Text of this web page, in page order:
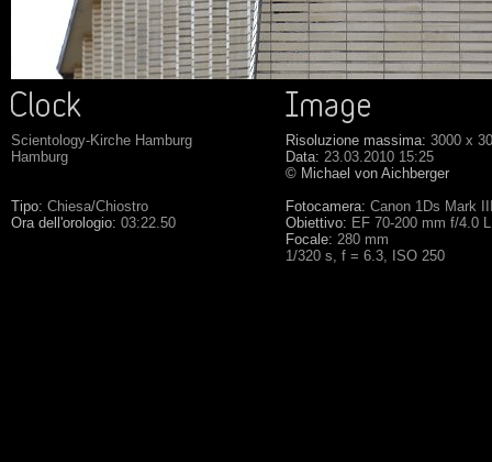
Scientology-Kirche Hamburg
Hamburg
Tipo: Chiesa/Chiostro
Ora dell'orologio: 03:22.50
Risoluzione massima: 3000 x
Data: 23.03.2010 15:25
© Michael von Aichberger
Fotocamera: Canon 1Ds Mark
Obiettivo: EF 70-200 mm f/4.0
Focale: 280 mm
1/320 s, f = 6.3, ISO 250